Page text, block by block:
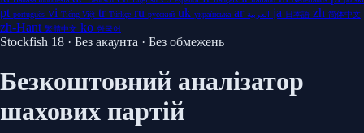
pt português vi Tiếng Việt tr Türkçe ru русский uk українська ar العربية ja 日本語 zh 简体中文
zh-Hant 繁體中文 ko 한국어
Stockfish 18 · Без акаунта · Без обмежень
Безкоштовний аналізатор
шахових партій